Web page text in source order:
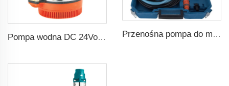
Pompa wodna DC 24Volt zanurzalna Przenośna pompa do mycia samochodów 12V do mycia ręcznego